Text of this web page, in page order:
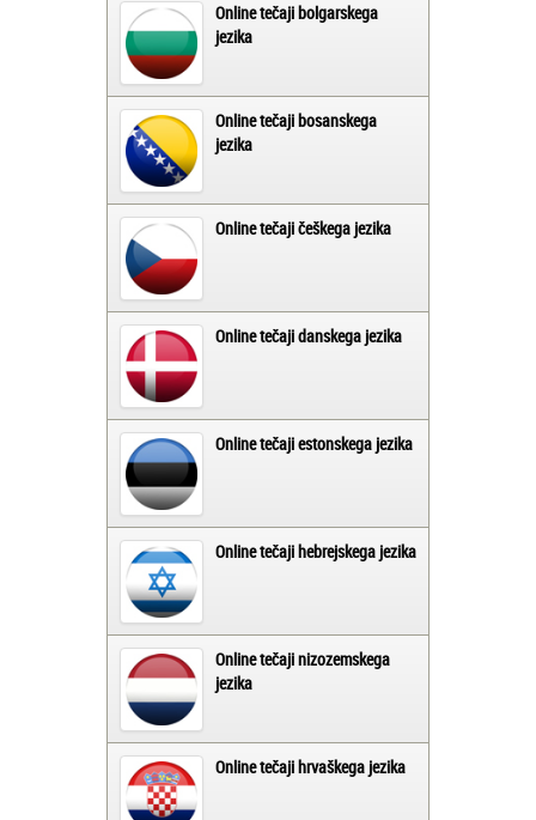
Online tečaji bolgarskega
jezika
Online tečaji bosanskega
jezika
Online tečaji češkega jezika
Online tečaji danskega jezika
Online tečaji estonskega jezika
Online tečaji hebrejskega jezika
Online tečaji nizozemskega
jezika
Online tečaji hrvaškega jezika